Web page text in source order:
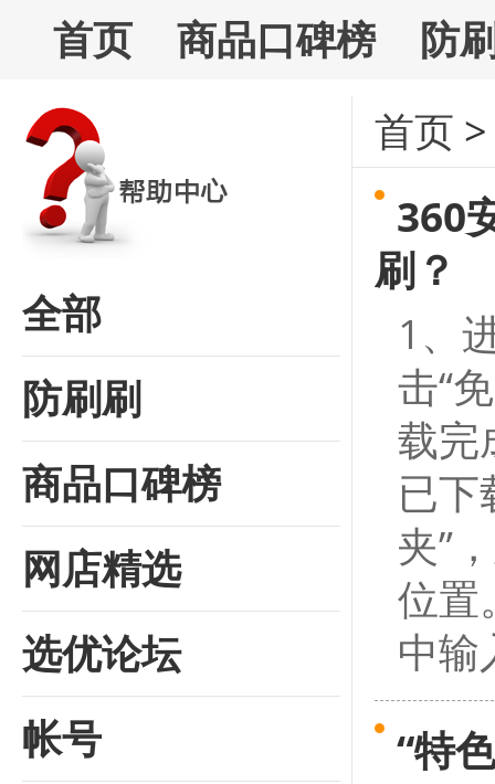
首页 商品口碑榜 防
全部
防刷刷
商品口碑榜
网店精选
选优论坛
帐号
首页
360
刷？
1、
击“
载完
已
夹”
位置
中输
“特